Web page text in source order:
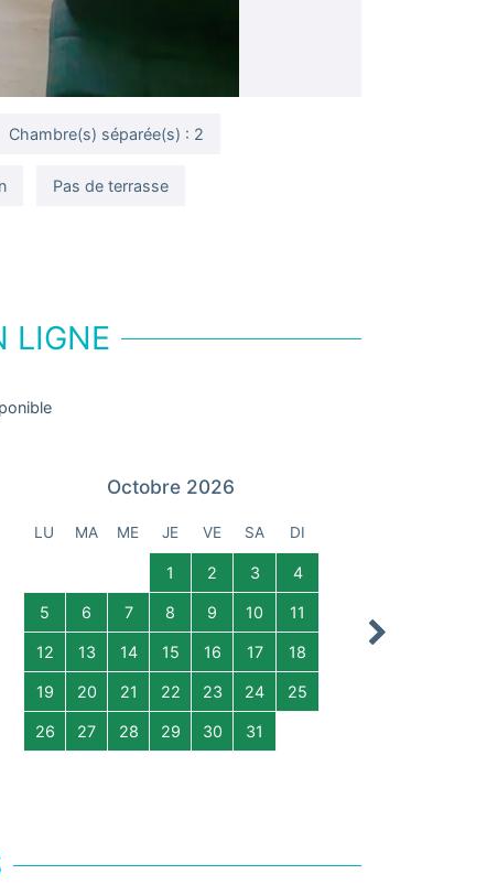
Chambre(s) séparée(s) : 2
Pas de terrasse
LIGNE
Octobre 2026
LU MA ME JE VE SA DI
1 2 3 4
5 6 7 8 9 10 11
12 13 14 15 16 17 18
19 20 21 22 23 24 25
26 27 28 29 30 31
Next